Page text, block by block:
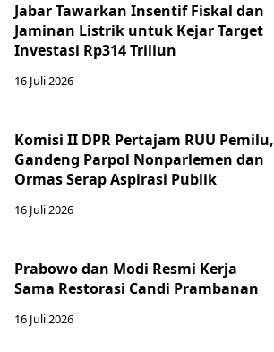
Jabar Tawarkan Insentif Fiskal dan
Jaminan Listrik untuk Kejar Target
Investasi Rp314 Triliun
16 Juli 2026
Komisi II DPR Pertajam RUU Pemilu,
Gandeng Parpol Nonparlemen dan
Ormas Serap Aspirasi Publik
16 Juli 2026
Prabowo dan Modi Resmi Kerja
Sama Restorasi Candi Prambanan
16 Juli 2026